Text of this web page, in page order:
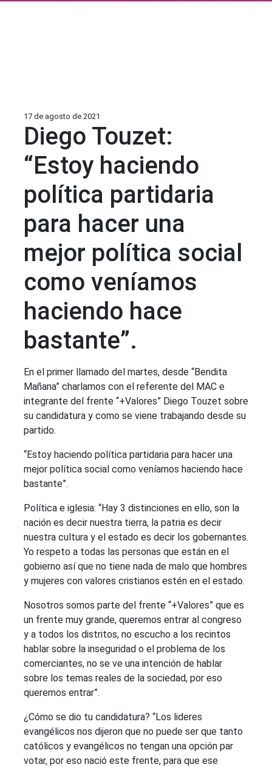
17 de agosto de 2021
Diego Touzet:
“Estoy haciendo
política partidaria
para hacer una
mejor política social
como veníamos
haciendo hace
bastante”.
En el primer llamado del martes, desde “Bendita
Mañana” charlamos con el referente del MAC e
integrante del frente “+Valores” Diego Touzet sobre
su candidatura y como se viene trabajando desde su
partido.
“Estoy haciendo política partidaria para hacer una
mejor política social como veníamos haciendo hace
bastante”.
Política e iglesia: “Hay 3 distinciones en ello, son la
nación es decir nuestra tierra, la patria es decir
nuestra cultura y el estado es decir los gobernantes.
Yo respeto a todas las personas que están en el
gobierno así que no tiene nada de malo que hombres
y mujeres con valores cristianos estén en el estado.
Nosotros somos parte del frente “+Valores” que es
un frente muy grande, queremos entrar al congreso
y a todos los distritos, no escucho a los recintos
hablar sobre la inseguridad o el problema de los
comerciantes, no se ve una intención de hablar
sobre los temas reales de la sociedad, por eso
queremos entrar”.
¿Cómo se dio tu candidatura? “Los lideres
evangélicos nos dijeron que no puede ser que tanto
católicos y evangélicos no tengan una opción par
votar, por eso nació este frente, para que ese